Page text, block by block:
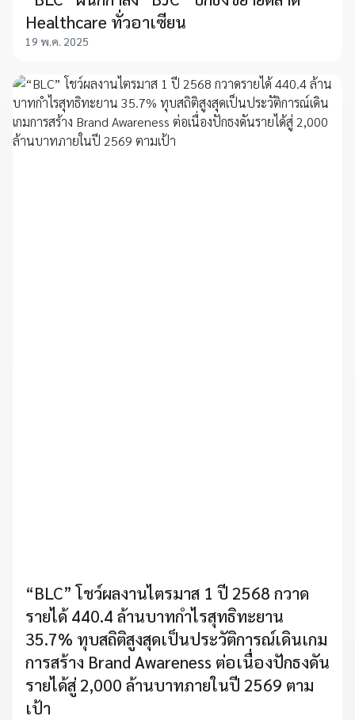
Healthcare ทั่วอาเซียน
19 พ.ค. 2025
“BLC” โชว์ผลงานไตรมาส 1 ปี 2568 กวาด
รายได้ 440.4 ล้านบาทกำไรสุทธิทะยาน
35.7% ทุบสถิติสูงสุดเป็นประวัติการณ์เดินเกม
การสร้าง Brand Awareness ต่อเนื่องปักธงดัน
รายได้สู่ 2,000 ล้านบาทภายในปี 2569 ตาม
เป้า